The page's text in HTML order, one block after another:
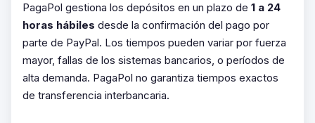
PagaPol gestiona los depósitos en un plazo de 1 a 24
horas hábiles desde la confirmación del pago por
parte de PayPal. Los tiempos pueden variar por fuerza
mayor, fallas de los sistemas bancarios, o períodos de
alta demanda. PagaPol no garantiza tiempos exactos
de transferencia interbancaria.